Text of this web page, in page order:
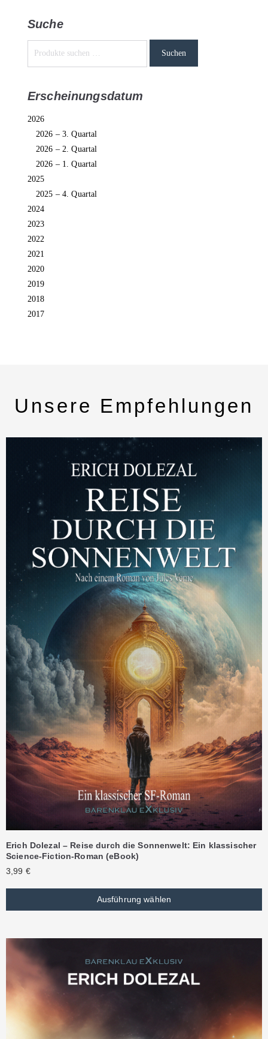
Suche
Suchen
Erscheinungsdatum
2026
2026 – 3. Quartal
2026 – 2. Quartal
2026 – 1. Quartal
2025
2025 – 4. Quartal
2024
2023
2022
2021
2020
2019
2018
2017
Unsere Empfehlungen
Erich Dolezal – Reise durch die Sonnenwelt: Ein klassischer
Science-Fiction-Roman (eBook)
3,99 €
Ausführung wählen